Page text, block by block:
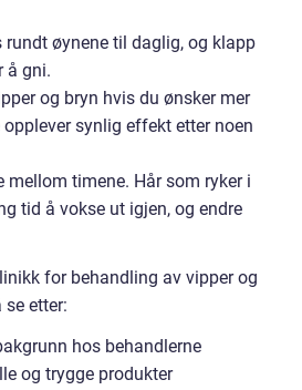
rundt øynene til daglig, og klapp
å gni.
og bryn hvis du ønsker mer
synlig effekt etter noen
mellom timene. Hår som ryker i
tid å vokse ut igjen, og endre
for behandling av vipper og
se etter:
hos behandlerne
og trygge produkter